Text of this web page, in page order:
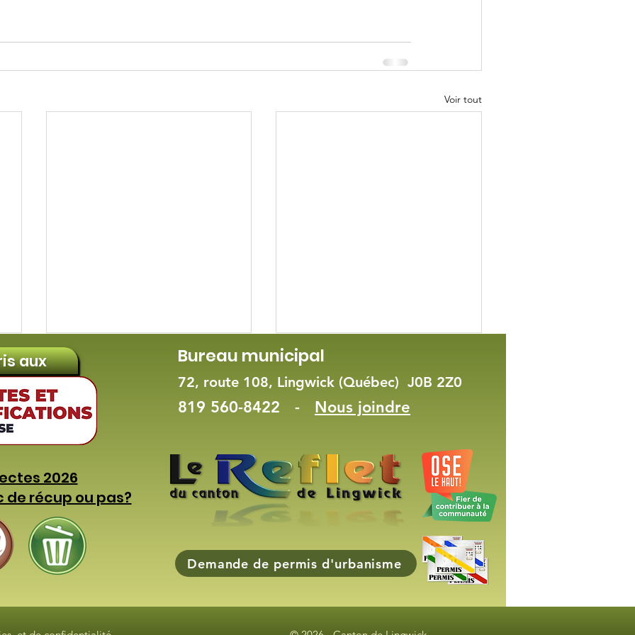
Voir tout
Présentation du gagnant
de l'Oscar du meilleur
d'animation en
compagnie de Isabelle
Mandalian, coscénariste
Profitez de vos vacances
estivales pour découvrir
aux
2026
récup ou pas?
Bureau municipal
72, route 108, Lingwick (Québec) J0B 2Z0
819 560-8422 - Nous joindre
Demande de permis d'urbanisme